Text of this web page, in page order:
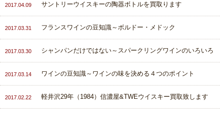
2017.04.09 サントリーウイスキーの陶器ボトルを買取ります
2017.03.31 フランスワインの豆知識～ボルドー・メドック
2017.03.30 シャンパンだけではない～スパークリングワインのいろいろ
2017.03.14 ワインの豆知識～ワインの味を決める４つのポイント
2017.02.22 軽井沢29年（1984）信濃屋&TWEウイスキー買取致します